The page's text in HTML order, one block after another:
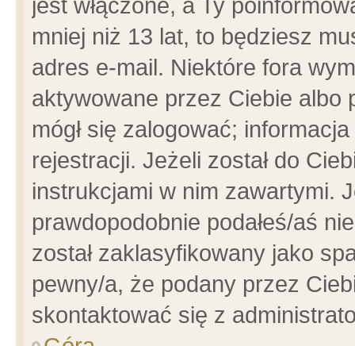
mniej niż 13 lat, to będziesz
adres e-mail. Niektóre fora
aktywowane przez Ciebie albo
mógł się zalogować;
rejestracji. Jeżeli został do
instrukcjami w nim zawartymi.
prawdopodobnie podałeś/aś
został zaklasyfikowany jako
pewny/a, że podany przez
skontaktować się z